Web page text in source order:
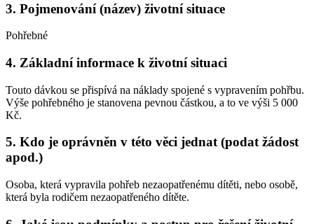
3. Pojmenování (název) životní situace
Pohřebné
4. Základní informace k životní situaci
Touto dávkou se přispívá na náklady spojené s vypravením pohřbu.
Výše pohřebného je stanovena pevnou částkou, a to ve výši 5 000
Kč.
5. Kdo je oprávněn v této věci jednat (podat žádost
apod.)
Osoba, která vypravila pohřeb nezaopatřenému dítěti, nebo osobě,
která byla rodičem nezaopatřeného dítěte.